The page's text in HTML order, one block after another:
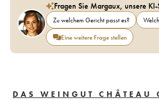
Fragen Sie Margaux, unsere
Zu welchem Gericht passt es?
Eine weitere Frage stellen
DAS WEINGUT CHÂTEAU